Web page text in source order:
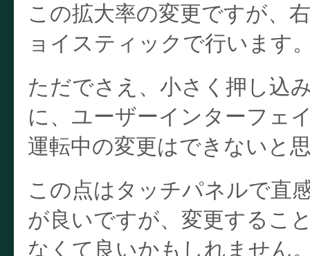
この拡大率の変更ですが、
ョイスティックで行います
ただでさえ、小さく押し込
に、ユーザーインターフェ
運転中の変更はできないと
この点はタッチパネルで直
が良いですが、変更するこ
なくて良いかもしれません